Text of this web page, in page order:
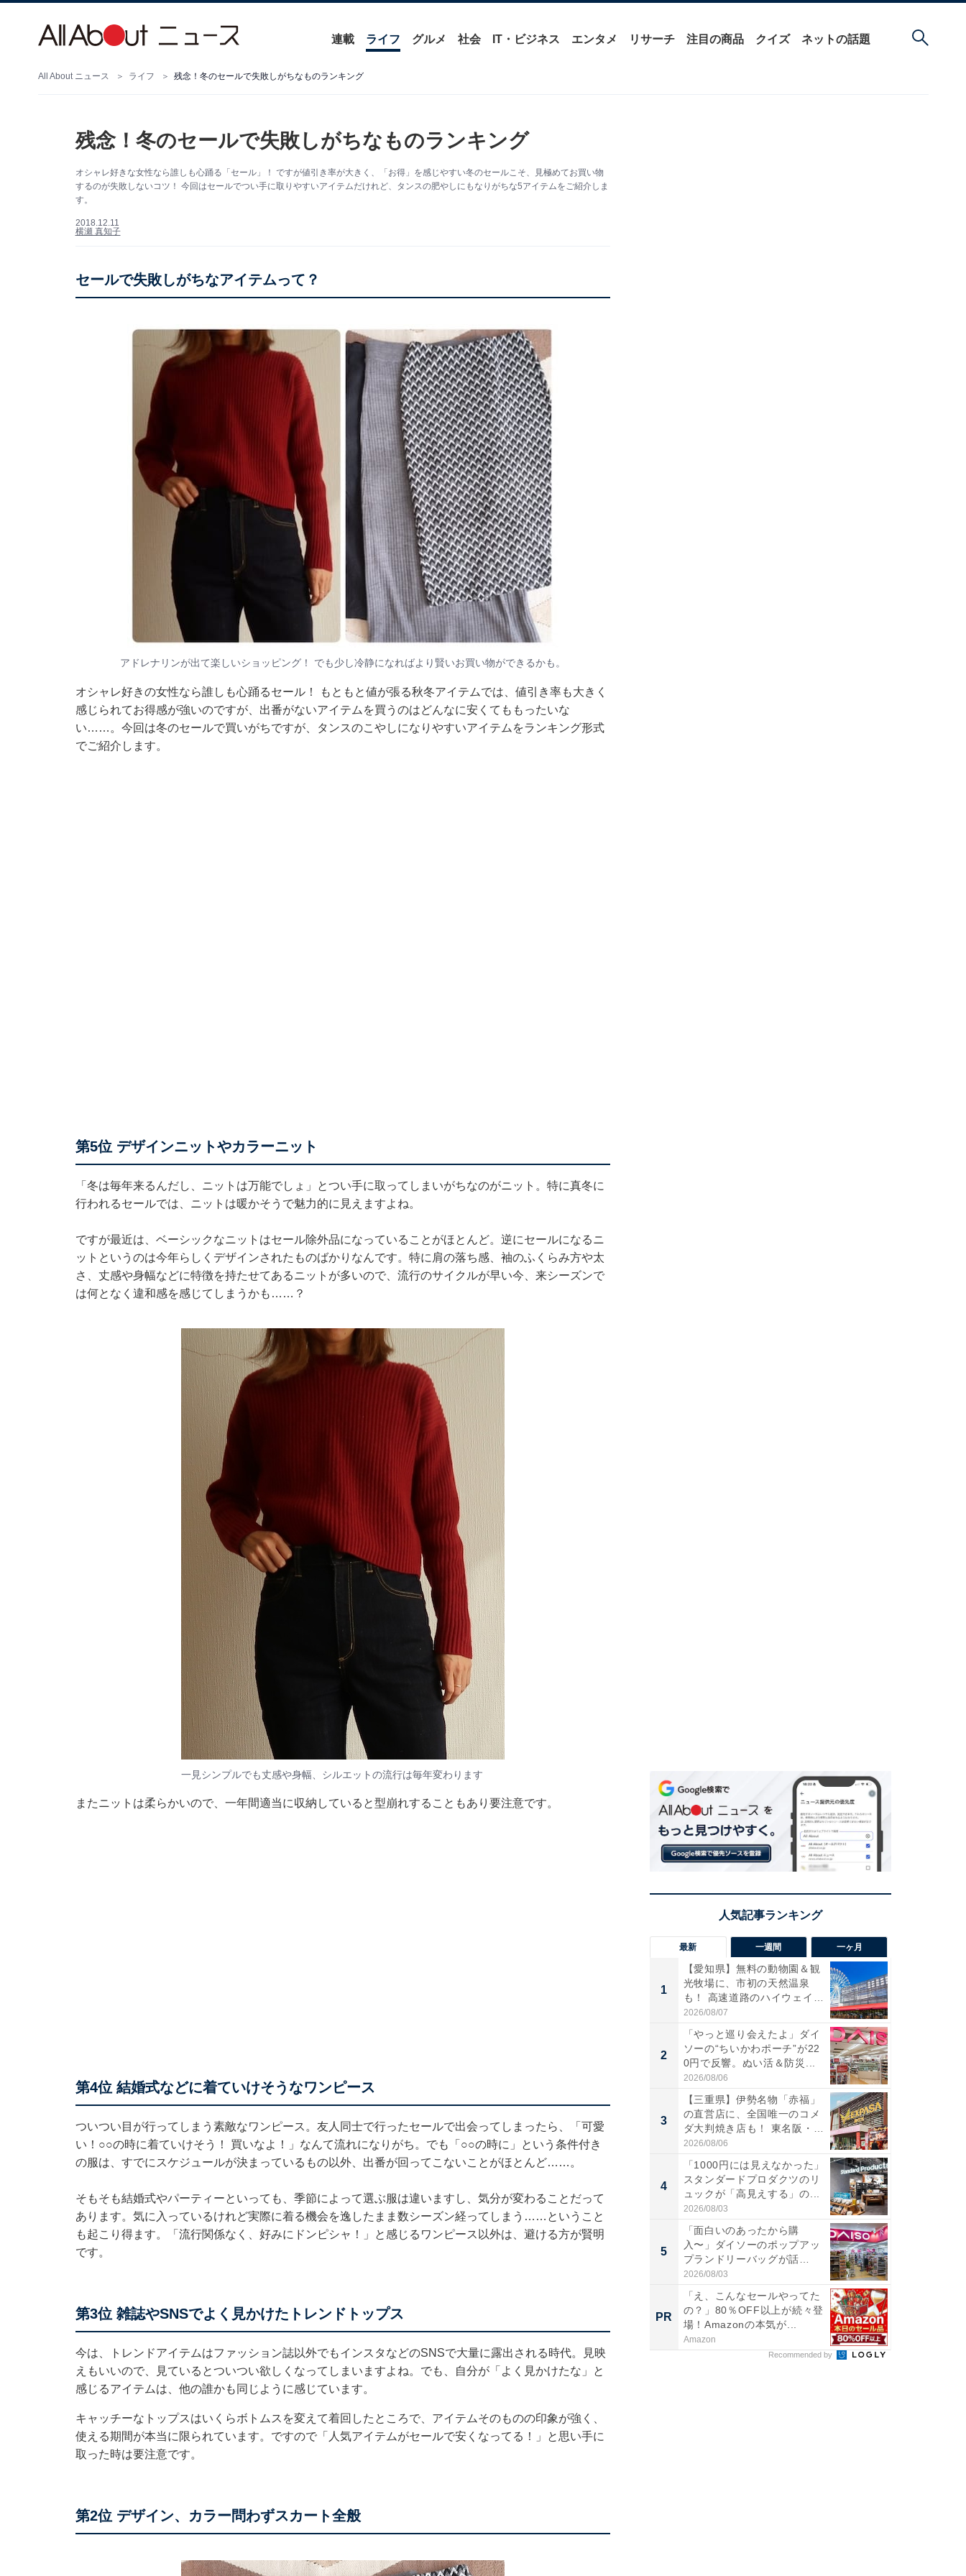
連載 ライフ グルメ 社会 IT・ビジネス エンタメ リサーチ 注目の商品 クイズ ネットの話題
All About ニュース ライフ 残念！冬のセールで失敗しがちなものランキング
残念！冬のセールで失敗しがちなものランキング
オシャレ好きな女性なら誰しも心踊る「セール」！ ですが値引き率が大きく、「お得」を感じやすい冬のセールこそ、見極めてお買い物
するのが失敗しないコツ！ 今回はセールでつい手に取りやすいアイテムだけれど、タンスの肥やしにもなりがちな5アイテムをご紹介しま
す。
2018.12.11
横瀬 真知子
セールで失敗しがちなアイテムって？
アドレナリンが出て楽しいショッピング！ でも少し冷静になればより賢いお買い物ができるかも。
オシャレ好きの女性なら誰しも心踊るセール！ もともと値が張る秋冬アイテムでは、値引き率も大きく
感じられてお得感が強いのですが、出番がないアイテムを買うのはどんなに安くてももったいな
い……。今回は冬のセールで買いがちですが、タンスのこやしになりやすいアイテムをランキング形式
でご紹介します。
第5位 デザインニットやカラーニット
「冬は毎年来るんだし、ニットは万能でしょ」とつい手に取ってしまいがちなのがニット。特に真冬に
行われるセールでは、ニットは暖かそうで魅力的に見えますよね。
ですが最近は、ベーシックなニットはセール除外品になっていることがほとんど。逆にセールになるニ
ットというのは今年らしくデザインされたものばかりなんです。特に肩の落ち感、袖のふくらみ方や太
さ、丈感や身幅などに特徴を持たせてあるニットが多いので、流行のサイクルが早い今、来シーズンで
は何となく違和感を感じてしまうかも……？
一見シンプルでも丈感や身幅、シルエットの流行は毎年変わります
またニットは柔らかいので、一年間適当に収納していると型崩れすることもあり要注意です。
第4位 結婚式などに着ていけそうなワンピース
ついつい目が行ってしまう素敵なワンピース。友人同士で行ったセールで出会ってしまったら、「可愛
い！○○の時に着ていけそう！ 買いなよ！」なんて流れになりがち。でも「○○の時に」という条件付き
の服は、すでにスケジュールが決まっているもの以外、出番が回ってこないことがほとんど……。
そもそも結婚式やパーティーといっても、季節によって選ぶ服は違いますし、気分が変わることだって
あります。気に入っているけれど実際に着る機会を逸したまま数シーズン経ってしまう……ということ
も起こり得ます。「流行関係なく、好みにドンピシャ！」と感じるワンピース以外は、避ける方が賢明
です。
第3位 雑誌やSNSでよく見かけたトレンドトップス
今は、トレンドアイテムはファッション誌以外でもインスタなどのSNSで大量に露出される時代。見映
えもいいので、見ているとついつい欲しくなってしまいますよね。でも、自分が「よく見かけたな」と
感じるアイテムは、他の誰かも同じように感じています。
キャッチーなトップスはいくらボトムスを変えて着回したところで、アイテムそのものの印象が強く、
使える期間が本当に限られています。ですので「人気アイテムがセールで安くなってる！」と思い手に
取った時は要注意です。
第2位 デザイン、カラー問わずスカート全般
最新 一週間 一ヶ月
1
【愛知県】無料の動物園＆観
光牧場に、市初の天然温泉
も！ 高速道路のハイウェイオ
ア...
2026/08/07
2
「やっと巡り会えたよ」ダイ
ソーの“ちいかわポーチ”が22
0円で反響。ぬい活＆防災...
2026/08/06
3
【三重県】伊勢名物「赤福」
の直営店に、全国唯一のコメ
ダ大判焼き店も！ 東名阪・
伊...
2026/08/06
4
「1000円には見えなかった」
スタンダードプロダクツのリ
ュックが「高見えする」の...
2026/08/03
5
「面白いのあったから購
入〜」ダイソーのポップアッ
プランドリーバッグが話
題。“さま...
2026/08/03
PR
「え、こんなセールやってた
の？」80％OFF以上が続々登
場！Amazonの本気が...
Amazon
Recommended by